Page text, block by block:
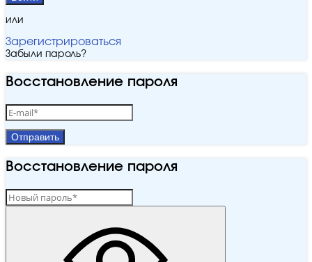
или
Зарегистрироваться
Забыли пароль?
Восстановление пароля
Отправить
Восстановление пароля